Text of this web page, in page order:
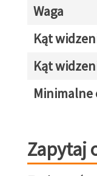
Waga
Kąt
Kąt
Zapytaj o towar
Zapytaj